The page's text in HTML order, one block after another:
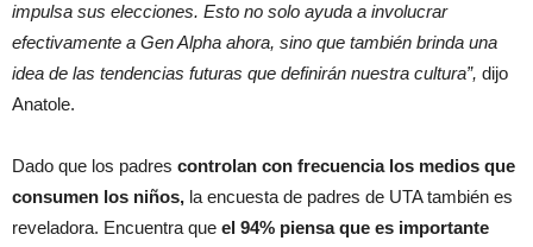
impulsa sus elecciones. Esto no solo ayuda a involucrar
efectivamente a Gen Alpha ahora, sino que también brinda una
idea de las tendencias futuras que definirán nuestra cultura”, dijo
Anatole.
Dado que los padres controlan con frecuencia los medios que
consumen los niños, la encuesta de padres de UTA también es
reveladora. Encuentra que el 94% piensa que es importante